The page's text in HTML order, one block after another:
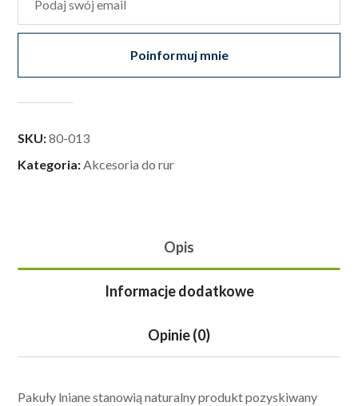
Poinformuj mnie
SKU:80-013
Kategoria: Akcesoria do rur
Opis
Informacje dodatkowe
Opinie (0)
Pakuły lniane stanowią naturalny produkt pozyskiwany